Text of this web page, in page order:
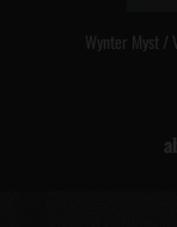
Wynter Myst /